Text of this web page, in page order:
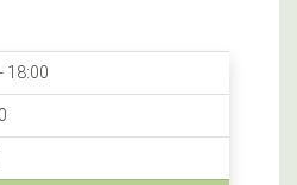
18:00